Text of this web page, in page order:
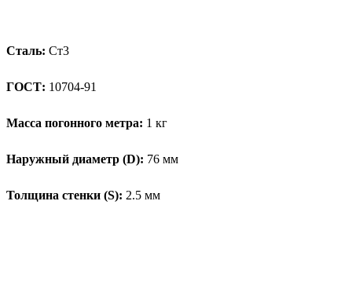
Сталь: Ст3
ГОСТ: 10704-91
Масса погонного метра: 1 кг
Наружный диаметр (D): 76 мм
Толщина стенки (S): 2.5 мм